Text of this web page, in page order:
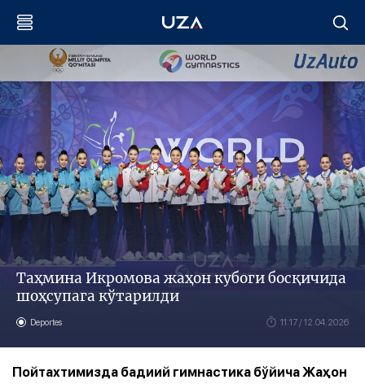
Таҳмина Икромова жаҳон кубоги босқичида
шоҳсупага кўтарилди
Deportes 11:17 / 12.04.2026
Пойтахтимизда бадиий гимнастика бўйича Жаҳон